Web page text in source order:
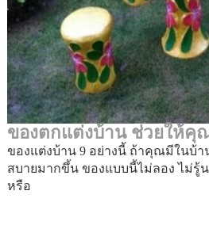
ของตกแต่งบ้าน ช่วยให้คุ
ของแต่งบ้าน 9 อย่างนี้ ถ้าคุณมีในบ้
สบายมากขึ้น ของแบบนี้ไม่ลอง ไม่รู้
หรือ